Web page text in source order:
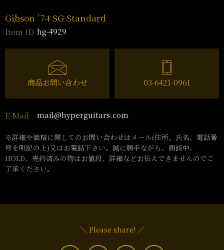
Gibson ’74 SG Standard
Item ID hg-4929
商品お問い合わせ 03-6421-0961
E-Mail mail@hyperguitars.com
※詳細や価格に関してのお問い合わせはメール(住所、氏名、電話番
号を明記の上)又はお電話下さい。誠に勝手ながら、商談中、
HOLD、売約済みの物はお値段、詳細などお伝えできませんのでご
了承ください。
＼ Please share! ／